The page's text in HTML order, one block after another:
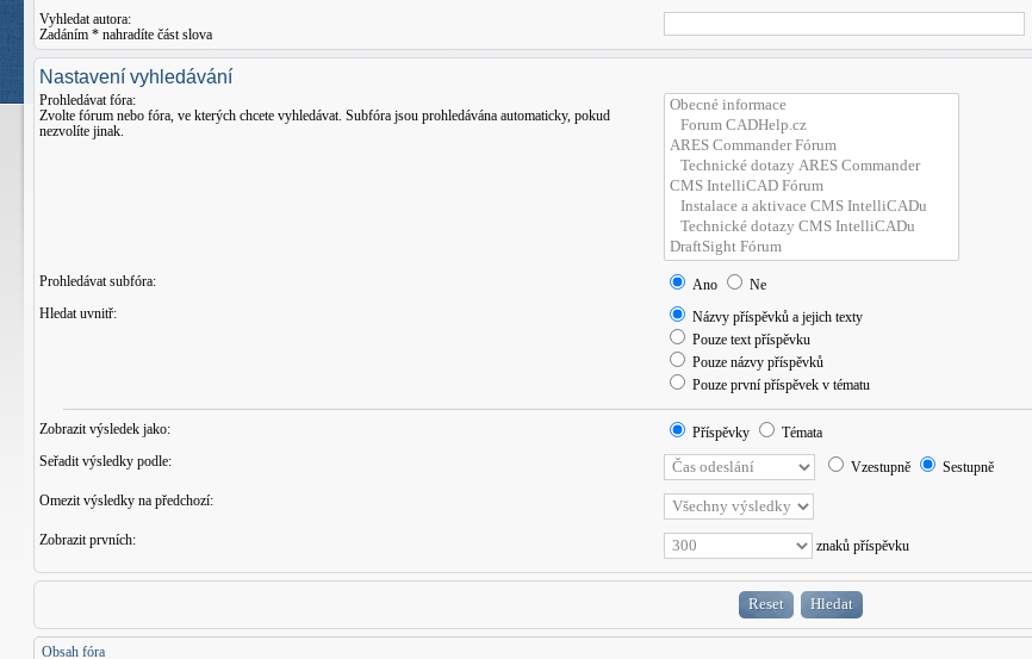
Vyhledat autora:
Zadáním * nahradíte část slova
Nastavení vyhledávání
Prohledávat fóra:
Zvolte fórum nebo fóra, ve kterých chcete vyhledávat. Subfóra jsou prohledávána automaticky, pokud
nezvolíte jinak.
Prohledávat subfóra: Ano
Ne
Hledat uvnitř:
Názvy příspěvků a jejich texty
Pouze text příspěvku
Pouze názvy příspěvků
Pouze první příspěvek v tématu
Zobrazit výsledek jako: Příspěvky
Témata
Seřadit výsledky podle:
Vzestupně
Sestupně
Omezit výsledky na předchozí:
Zobrazit prvních: znaků příspěvku
Obsah fóra